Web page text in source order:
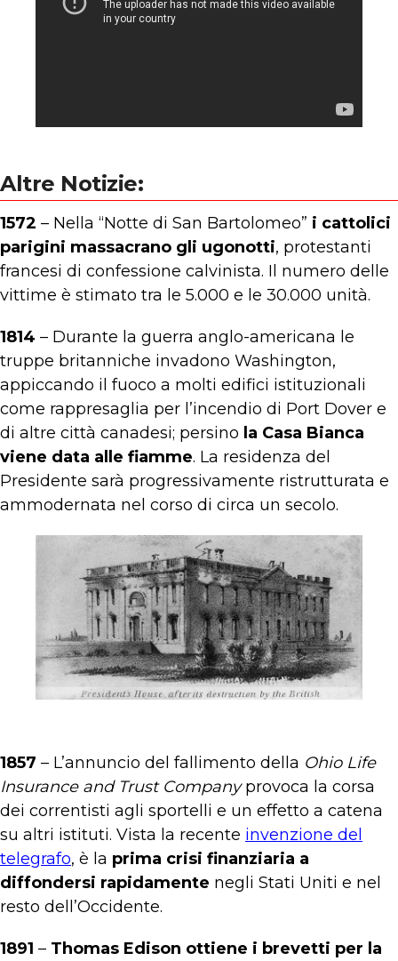
Altre Notizie:
1572 – Nella “Notte di San Bartolomeo” i cattolici
parigini massacrano gli ugonotti, protestanti
francesi di confessione calvinista. Il numero delle
vittime è stimato tra le 5.000 e le 30.000 unità.
1814 – Durante la guerra anglo-americana le
truppe britanniche invadono Washington,
appiccando il fuoco a molti edifici istituzionali
come rappresaglia per l’incendio di Port Dover e
di altre città canadesi; persino la Casa Bianca
viene data alle fiamme. La residenza del
Presidente sarà progressivamente ristrutturata e
ammodernata nel corso di circa un secolo.
1857 – L’annuncio del fallimento della Ohio Life
Insurance and Trust Companyprovoca la corsa
dei correntisti agli sportelli e un effetto a catena
su altri istituti. Vista la recente invenzione del
telegrafo, è la prima crisi finanziaria a
diffondersi rapidamente negli Stati Uniti e nel
resto dell’Occidente.
1891 – Thomas Edison ottiene i brevetti per la